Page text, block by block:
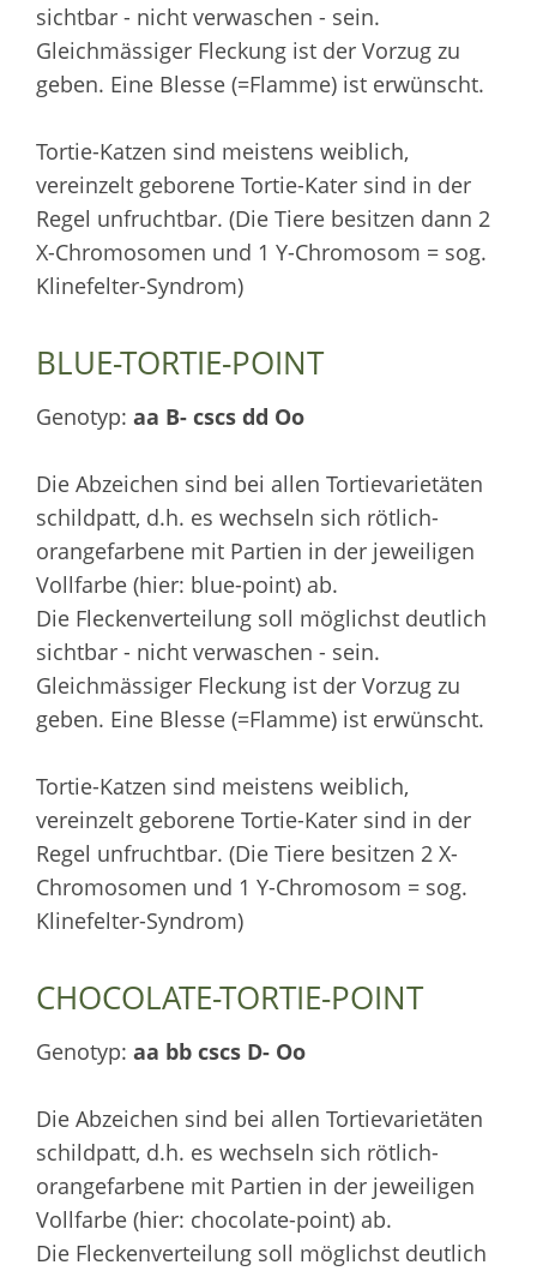
sichtbar - nicht verwaschen - sein.
Gleichmässiger Fleckung ist der Vorzug zu
geben. Eine Blesse (=Flamme) ist erwünscht.
Tortie-Katzen sind meistens weiblich,
vereinzelt geborene Tortie-Kater sind in der
Regel unfruchtbar. (Die Tiere besitzen dann 2
X-Chromosomen und 1 Y-Chromosom = sog.
Klinefelter-Syndrom)
BLUE-TORTIE-POINT
Genotyp: aa B- cscs dd Oo
Die Abzeichen sind bei allen Tortievarietäten
schildpatt, d.h. es wechseln sich rötlich-
orangefarbene mit Partien in der jeweiligen
Vollfarbe (hier: blue-point) ab.
Die Fleckenverteilung soll möglichst deutlich
sichtbar - nicht verwaschen - sein.
Gleichmässiger Fleckung ist der Vorzug zu
geben. Eine Blesse (=Flamme) ist erwünscht.
Tortie-Katzen sind meistens weiblich,
vereinzelt geborene Tortie-Kater sind in der
Regel unfruchtbar. (Die Tiere besitzen 2 X-
Chromosomen und 1 Y-Chromosom = sog.
Klinefelter-Syndrom)
CHOCOLATE-TORTIE-POINT
Genotyp: aa bb cscs D- Oo
Die Abzeichen sind bei allen Tortievarietäten
schildpatt, d.h. es wechseln sich rötlich-
orangefarbene mit Partien in der jeweiligen
Vollfarbe (hier: chocolate-point) ab.
Die Fleckenverteilung soll möglichst deutlich